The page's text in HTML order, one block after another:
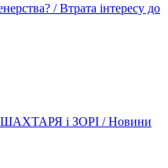
/ Втрата інтересу до
ШАХТАРЯ і ЗОРІ / Новини